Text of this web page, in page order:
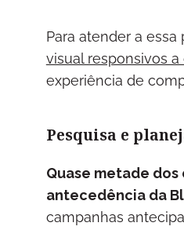
Para atender a essa
visual responsivos
experiência de
Pesquisa e
Quase metade
antecedência da
campanhas